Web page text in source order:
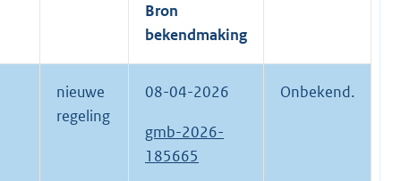
Bron
bekendmaking
nieuwe
regeling
08-04-2026
gmb-2026-
185665
Onbekend.